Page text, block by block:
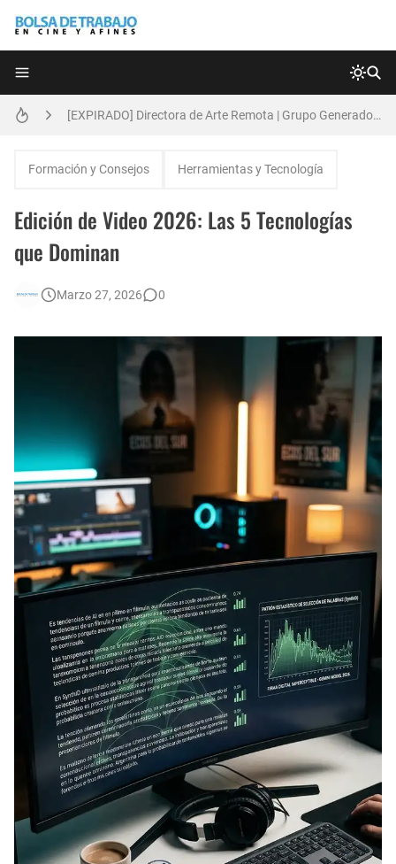
[EXPIRADO] Directora de Arte Remota | Grupo Generadores | Bolsa de Trabajo en Cine y Afines
EXPIRADO: Creative Director en BLOODY (Madrid, España) - Referencia Salarial
Guía definitiva para buscar trabajo de Cine en Argentina (2026) | Sueldos y Sindicatos
Formación y Consejos Herramientas y Tecnología
Edición de Video 2026: Las 5 Tecnologías
que Dominan
Marzo 27, 2026 0